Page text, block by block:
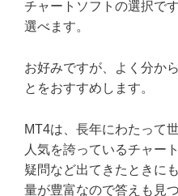
チャートソフトの選択で
選べます。
お好みですが、よく分か
とをおすすめします。
MT4は、長年にわたって
人気を誇っているチャー
疑問など出てきたときに
量が豊富なので答えも見